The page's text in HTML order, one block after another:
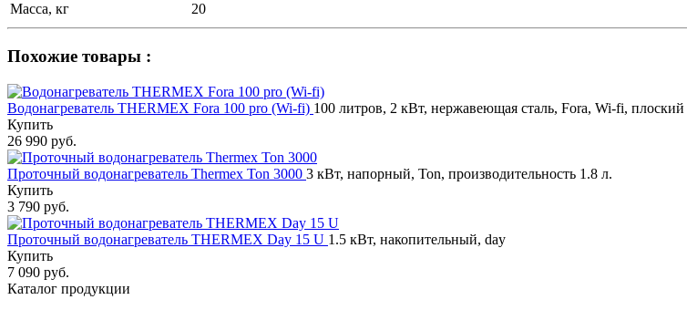
Масса, кг
20
Похожие товары :
Водонагреватель THERMEX Fora 100 pro (Wi-fi) 100 литров, 2 кВт, нержавеющая сталь, Fora, Wi-fi, плоский
Купить
26 990 руб.
Проточный водонагреватель Thermex Ton 3000 3 кВт, напорный, Ton, производительность 1.8 л.
Купить
3 790 руб.
Проточный водонагреватель THERMEX Day 15 U 1.5 кВт, накопительный, day
Купить
7 090 руб.
Каталог продукции